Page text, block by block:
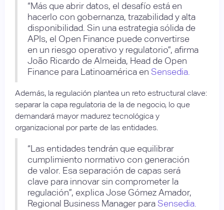
“Más que abrir datos, el desafío está en
hacerlo con gobernanza, trazabilidad y alta
disponibilidad. Sin una estrategia sólida de
APIs, el Open Finance puede convertirse
en un riesgo operativo y regulatorio”, afirma
João Ricardo de Almeida, Head de Open
Finance para Latinoamérica en Sensedia.
Además, la regulación plantea un reto estructural clave:
separar la capa regulatoria de la de negocio, lo que
demandará mayor madurez tecnológica y
organizacional por parte de las entidades.
“Las entidades tendrán que equilibrar
cumplimiento normativo con generación
de valor. Esa separación de capas será
clave para innovar sin comprometer la
regulación”, explica Jose Gómez Amador,
Regional Business Manager para Sensedia.